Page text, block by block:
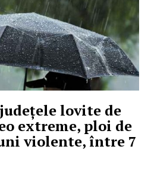
lovite de
extreme, ploi de
violente, între 7